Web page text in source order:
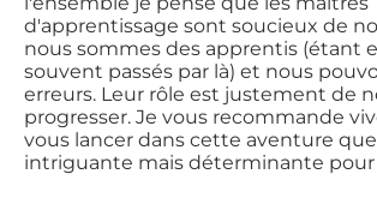
d'apprentissage sont soucieux de
nous sommes des apprentis (étant
souvent passés par là) et nous
erreurs. Leur rôle est justement de
progresser. Je vous recommande
vous lancer dans cette aventure
intriguante mais déterminante pour